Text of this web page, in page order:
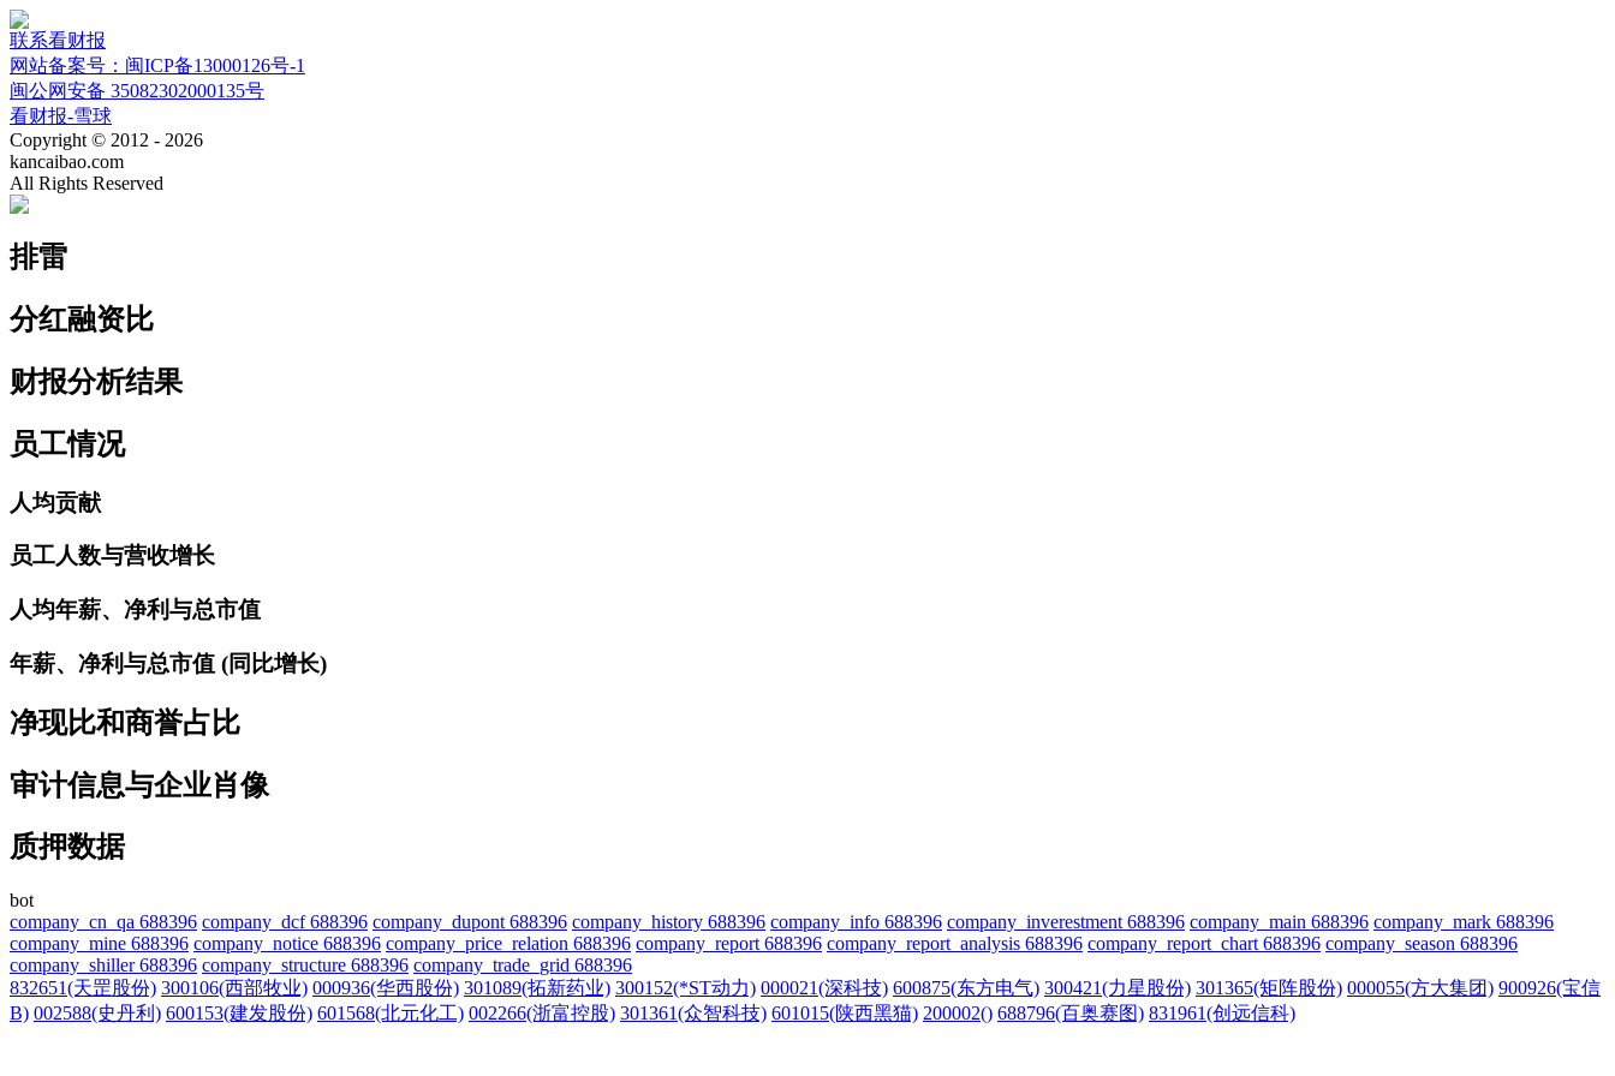
联系看财报
网站备案号：闽ICP备13000126号-1
闽公网安备 35082302000135号
看财报-雪球
Copyright © 2012 - 2026
kancaibao.com
All Rights Reserved
排雷
分红融资比
财报分析结果
员工情况
人均贡献
员工人数与营收增长
人均年薪、净利与总市值
年薪、净利与总市值 (同比增长)
净现比和商誉占比
审计信息与企业肖像
质押数据
bot
company_cn_qa 688396 company_dcf 688396 company_dupont 688396 company_history 688396 company_info 688396 company_inverestment 688396 company_main 688396 company_mark 688396
company_mine 688396 company_notice 688396 company_price_relation 688396 company_report 688396 company_report_analysis 688396 company_report_chart 688396 company_season 688396
company_shiller 688396 company_structure 688396 company_trade_grid 688396
832651(天罡股份) 300106(西部牧业) 000936(华西股份) 301089(拓新药业) 300152(*ST动力) 000021(深科技) 600875(东方电气) 300421(力星股份) 301365(矩阵股份) 000055(方大集团) 900926(宝信
B) 002588(史丹利) 600153(建发股份) 601568(北元化工) 002266(浙富控股) 301361(众智科技) 601015(陕西黑猫) 200002() 688796(百奥赛图) 831961(创远信科)